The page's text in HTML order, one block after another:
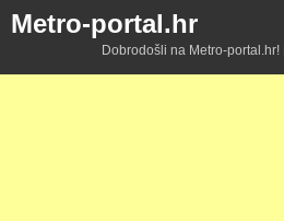
Metro-portal.hr
Dobrodošli na Metro-portal.hr!